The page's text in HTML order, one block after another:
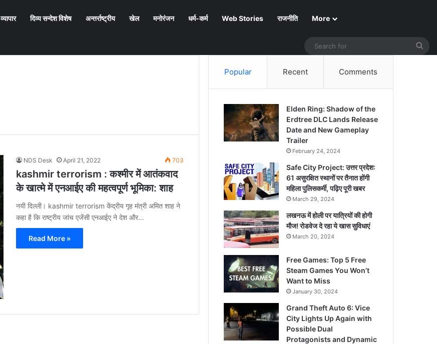
व्यापार दिव्य सन्देश विशेष अन्तर्राष्ट्रीय खेल मनोरंजन धर्म-कर्म Web Stories राजनीति More
NDS Desk April 21, 2022 703
kashmir terrorism : कश्मीर में आतंकवाद
के खात्मे में एनआईए की महत्वपूर्ण भूमिका: शाह
नयी दिल्ली। kashmir terrorism केंद्रीय गृह मंत्री अमित शाह ने
कहा है कि राष्ट्रीय जांच एजेंसी एनआईए ने देश और…
Read More »
Popular Recent Comments
Elden Ring: Shadow of the
Erdtree DLC Lands Release
Date and New Gameplay
Trailer
February 24, 2024
Safe City Project: उत्तर प्रदेश:
61 असुरक्षित स्थानों पर तैनात होंगी
महिला पुलिसकर्मी, पढ़िए पूरी खबर
March 29, 2024
लखनऊ में होली पर यात्रियों की होगी
मौज! रोडवेज दे रहा ये खास सुविधाएं
March 20, 2024
Free Games: Top 5 Free
Steam Games You Won’t
Want to Miss
January 30, 2024
Grand Theft Auto 6: Vice
City Lights Up Again with
Possible Dual
Protagonists and Dynamic